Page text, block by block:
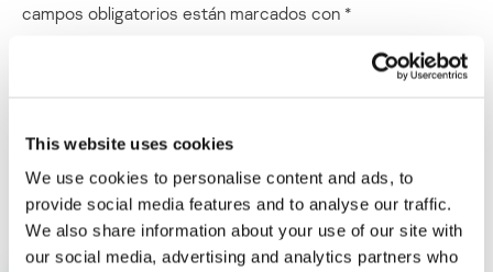
This website uses cookies
We use cookies to personalise content and ads, to
provide social media features and to analyse our traffic.
We also share information about your use of our site with
our social media, advertising and analytics partners who
campos obligatorios están marcados con *
Nombre* Correo electrónico*